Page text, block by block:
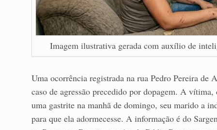
Imagem ilustrativa gerada com auxílio de
Uma ocorrência registrada na rua Pedro Pereira
caso de agressão precedido por dopagem. A
uma gastrite na manhã de domingo, seu marido a
para que ela adormecesse. A informação é do